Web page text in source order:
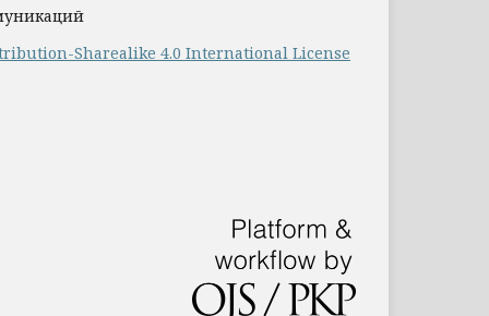
Sharealike 4.0 International License